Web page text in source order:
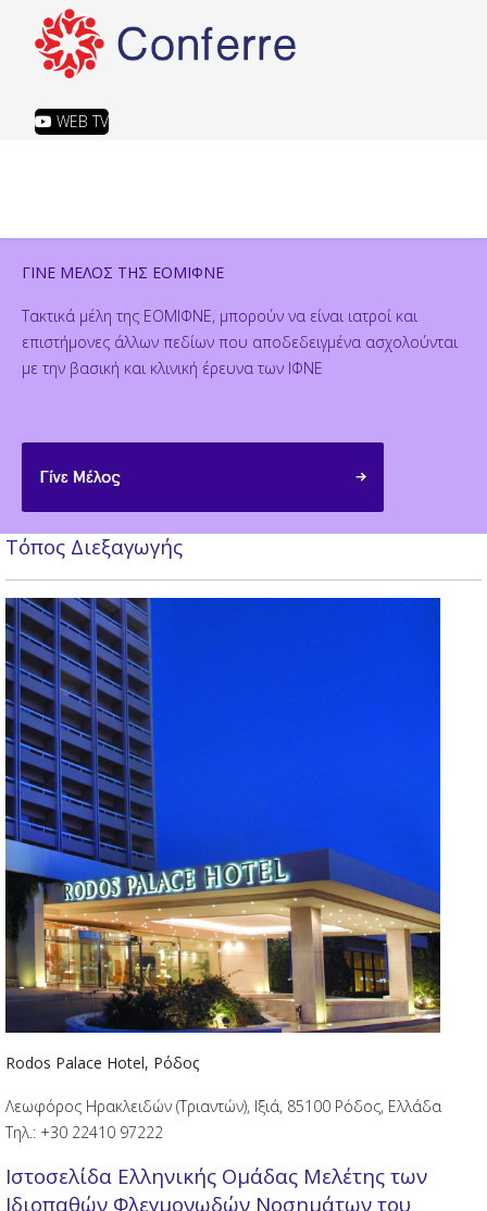
WEB TV
ΓΙΝΕ ΜΕΛΟΣ ΤΗΣ ΕΟΜΙΦΝΕ
Τακτικά μέλη της ΕΟΜΙΦΝΕ, μπορούν να είναι ιατροί και
επιστήμονες άλλων πεδίων που αποδεδειγμένα ασχολούνται
με την βασική και κλινική έρευνα των ΙΦΝΕ
Τόπος Διεξαγωγής
Rodos Palace Hotel, Ρόδος
Λεωφόρος Ηρακλειδών (Τριαντών), Ιξιά, 85100 Ρόδος, Ελλάδα
Τηλ.: +30 22410 97222
Ιστοσελίδα Ελληνικής Ομάδας Μελέτης των
Ιδιοπαθών Φλεγμονωδών Νοσημάτων του